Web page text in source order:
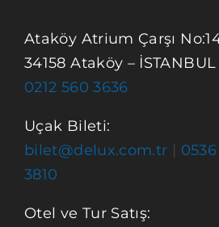
Ataköy Atrium Çarşı
34158 Ataköy – İSTANBUL
0212 560 3636
Uçak Bileti:
bilet@delux.com.tr
3810
Otel ve Tur Satış: